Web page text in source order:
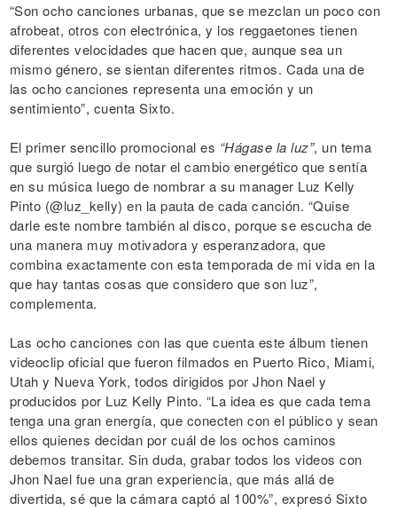
“Son ocho canciones urbanas, que se mezclan un poco con
afrobeat, otros con electrónica, y los reggaetones tienen
diferentes velocidades que hacen que, aunque sea un
mismo género, se sientan diferentes ritmos. Cada una de
las ocho canciones representa una emoción y un
sentimiento”, cuenta Sixto.
El primer sencillo promocional es “Hágase la luz”, un tema
que surgió luego de notar el cambio energético que sentía
en su música luego de nombrar a su manager Luz Kelly
Pinto (@luz_kelly) en la pauta de cada canción. “Quise
darle este nombre también al disco, porque se escucha de
una manera muy motivadora y esperanzadora, que
combina exactamente con esta temporada de mi vida en la
que hay tantas cosas que considero que son luz”,
complementa.
Las ocho canciones con las que cuenta este álbum tienen
videoclip oficial que fueron filmados en Puerto Rico, Miami,
Utah y Nueva York, todos dirigidos por Jhon Nael y
producidos por Luz Kelly Pinto. “La idea es que cada tema
tenga una gran energía, que conecten con el público y sean
ellos quienes decidan por cuál de los ochos caminos
debemos transitar. Sin duda, grabar todos los videos con
Jhon Nael fue una gran experiencia, que más allá de
divertida, sé que la cámara captó al 100%”, expresó Sixto